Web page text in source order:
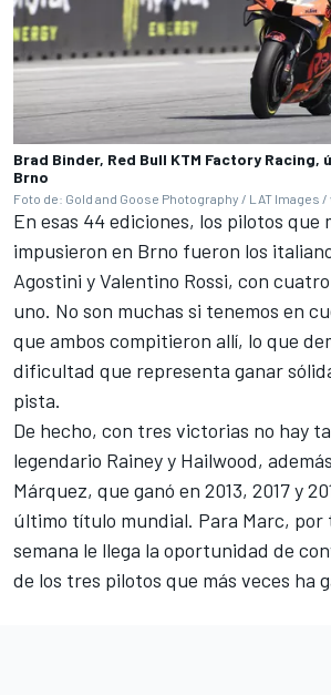
Brad Binder, Red Bull KTM Factory Racing,
Brno
Foto de: Gold and Goose Photography / LAT Images /
En esas 44 ediciones, los pilotos que
impusieron en Brno fueron los
Agostini yValentino Rossi, con
uno. No son muchas si tenemos en
que ambos compitieron allí, lo que
dificultad que representa ganar
pista.
De hecho, con tres victorias no hay
legendario Rainey y Hailwood,
Márquez, que ganó en 2013, 2017 y
último título mundial. Para Marc,
semana le llega la oportunidad de
de los tres pilotos que más veces ha